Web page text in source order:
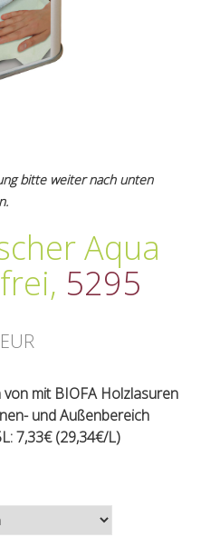
bitte weiter nach unten
Aqua
, 5295
mit BIOFA Holzlasuren
und Außenbereich
7,33€ (29,34€/L)